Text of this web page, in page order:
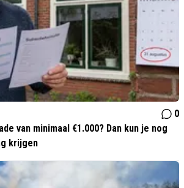
0
van minimaal €1.000? Dan kun je nog
krijgen